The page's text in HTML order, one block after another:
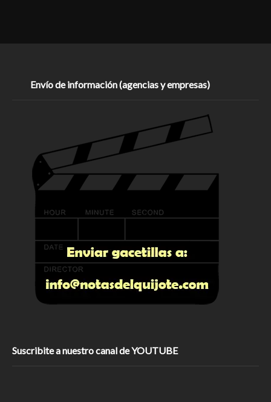
Envío de información (agencias y empresas)
Suscribite a nuestro canal de YOUTUBE